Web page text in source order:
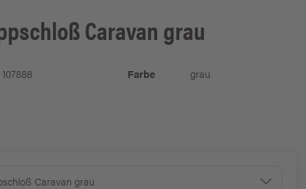
Caravan grau
107888 Farbe grau
Caravan grau